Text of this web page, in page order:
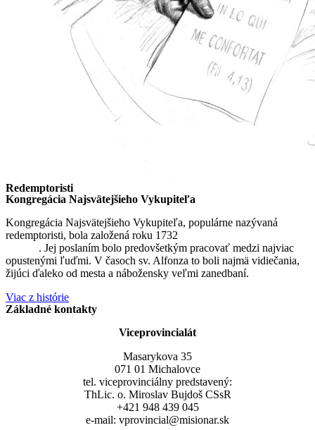
Redemptoristi
Kongregácia Najsvätejšieho Vykupiteľa
Kongregácia Najsvätejšieho Vykupiteľa, populárne nazývaná
redemptoristi, bola založená roku 1732
. Jej poslaním bolo predovšetkým pracovať medzi najviac
opustenými ľuďmi. V časoch sv. Alfonza to boli najmä vidiečania,
žijúci ďaleko od mesta a nábožensky veľmi zanedbaní.
Viac z histórie
Základné kontakty
Viceprovincialát
Masarykova 35
071 01 Michalovce
tel. viceprovinciálny predstavený:
ThLic. o. Miroslav Bujdoš CSsR
+421 948 439 045
e-mail: vprovincial@misionar.sk